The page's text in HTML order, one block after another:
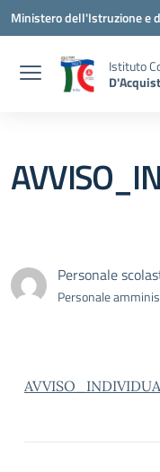
Vai ai contenuti
Vai al menu di navigazione
Vai al footer
Ministero dell'Istruzione e
Istituto
Personale
Personale